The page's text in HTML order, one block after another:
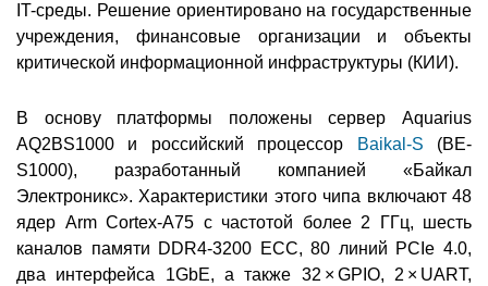
IT-среды. Решение ориентировано на государственные
учреждения, финансовые организации и объекты
критической информационной инфраструктуры (КИИ).
В основу платформы положены сервер Aquarius
AQ2BS1000 и российский процессор
Baikal-S (BE-
S1000), разработанный компанией «Байкал
Электроникс». Характеристики этого чипа включают 48
ядер Arm Cortex-A75 с частотой более 2 ГГц, шесть
каналов памяти DDR4-3200 ECC, 80 линий PCIe 4.0,
два интерфейса 1GbE, а также 32 × GPIO, 2 × UART,